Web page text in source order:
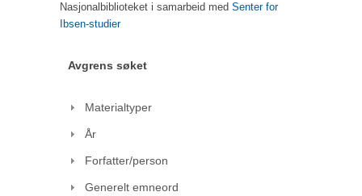
Nasjonalbiblioteket i samarbeid med Senter for
Ibsen-studier
Avgrens søket
Materialtyper
År
Forfatter/person
Generelt emneord